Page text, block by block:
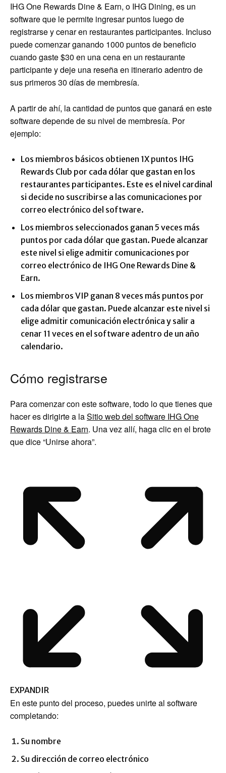
IHG One Rewards Dine & Earn, o IHG Dining, es un
software que le permite ingresar puntos luego de
registrarse y cenar en restaurantes participantes. Incluso
puede comenzar ganando 1000 puntos de beneficio
cuando gaste $30 en una cena en un restaurante
participante y deje una reseña en itinerario adentro de
sus primeros 30 días de membresía.
A partir de ahí, la cantidad de puntos que ganará en este
software depende de su nivel de membresía. Por
ejemplo:
Los miembros básicos obtienen 1X puntos IHG
Rewards Club por cada dólar que gastan en los
restaurantes participantes. Este es el nivel cardinal
si decide no suscribirse a las comunicaciones por
correo electrónico del software.
Los miembros seleccionados ganan 5 veces más
puntos por cada dólar que gastan. Puede alcanzar
este nivel si elige admitir comunicaciones por
correo electrónico de IHG One Rewards Dine &
Earn.
Los miembros VIP ganan 8 veces más puntos por
cada dólar que gastan. Puede alcanzar este nivel si
elige admitir comunicación electrónica y salir a
cenar 11 veces en el software adentro de un año
calendario.
Cómo registrarse
Para comenzar con este software, todo lo que tienes que
hacer es dirigirte a laSitio web del software IHG One
Rewards Dine & Earn. Una vez allí, haga clic en el brote
que dice “Unirse ahora”.
EXPANDIR
En este punto del proceso, puedes unirte al software
completando:
Su nombre
Su dirección de correo electrónico